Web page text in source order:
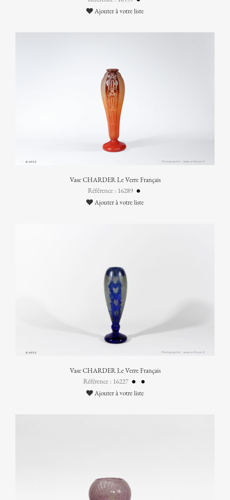
Ajouter à votre liste
Vase CHARDER Le Verre Français
Référence : 16289
Ajouter à votre liste
Vase CHARDER Le Verre Français
Référence : 16227
Ajouter à votre liste